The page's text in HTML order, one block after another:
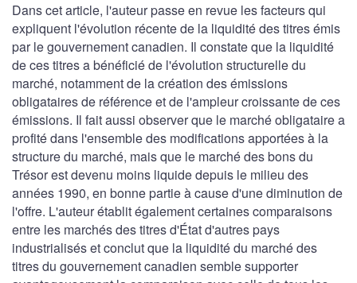
Dans cet article, l'auteur passe en revue les facteurs qui
expliquent l'évolution récente de la liquidité des titres émis
par le gouvernement canadien. Il constate que la liquidité
de ces titres a bénéficié de l'évolution structurelle du
marché, notamment de la création des émissions
obligataires de référence et de l'ampleur croissante de ces
émissions. Il fait aussi observer que le marché obligataire a
profité dans l'ensemble des modifications apportées à la
structure du marché, mais que le marché des bons du
Trésor est devenu moins liquide depuis le milieu des
années 1990, en bonne partie à cause d'une diminution de
l'offre. L'auteur établit également certaines comparaisons
entre les marchés des titres d'État d'autres pays
industrialisés et conclut que la liquidité du marché des
titres du gouvernement canadien semble supporter